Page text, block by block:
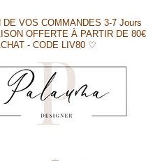
DE VOS COMMANDES 3-7 Jours
OFFERTE À PARTIR DE 80€
- CODE LIV80 ♡